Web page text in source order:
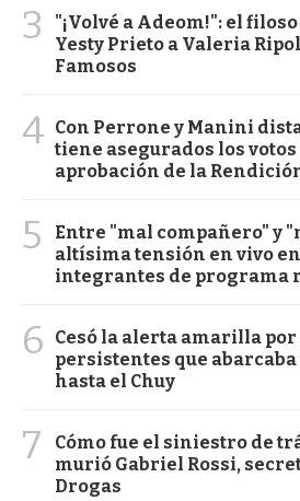
3
"¡Volvé a Adeom!": el
Yesty Prieto a Valeria
Famosos
4 Con Perrone y Manini
tiene asegurados los
aprobación de la
5
Entre "mal compañero" y
altísima tensión en vivo
integrantes de programa
6
Cesó la alerta amarilla
persistentes que
hasta el Chuy
7
Cómo fue el siniestro de
murió Gabriel Rossi,
Drogas